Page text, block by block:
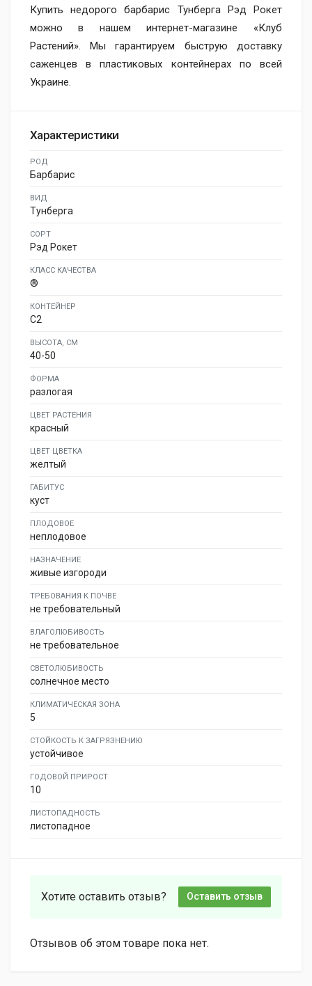
Купить недорого барбарис Тунберга Рэд Рокет
можно в нашем интернет-магазине «Клуб
Растений». Мы гарантируем быструю доставку
саженцев в пластиковых контейнерах по всей
Украине.
Характеристики
РОД
Барбарис
ВИД
Тунберга
СОРТ
Рэд Рокет
КЛАСС КАЧЕСТВА
®
КОНТЕЙНЕР
C2
ВЫСОТА, СМ
40-50
ФОРМА
разлогая
ЦВЕТ РАСТЕНИЯ
красный
ЦВЕТ ЦВЕТКА
желтый
ГАБИТУС
куст
ПЛОДОВОЕ
неплодовое
НАЗНАЧЕНИЕ
живые изгороди
ТРЕБОВАНИЯ К ПОЧВЕ
не требовательный
ВЛАГОЛЮБИВОСТЬ
не требовательное
СВЕТОЛЮБИВОСТЬ
солнечное место
КЛИМАТИЧЕСКАЯ ЗОНА
5
СТОЙКОСТЬ К ЗАГРЯЗНЕНИЮ
устойчивое
ГОДОВОЙ ПРИРОСТ
10
ЛИСТОПАДНОСТЬ
листопадное
Хотите оставить отзыв? Оставить отзыв
Отзывов об этом товаре пока нет.